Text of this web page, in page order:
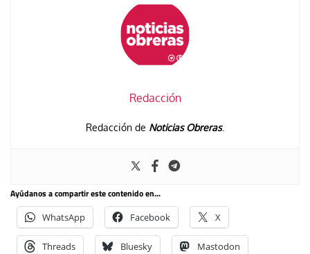
Redacción
Redacción de Noticias Obreras.
Ayúdanos a compartir este contenido en...
WhatsApp Facebook X
Threads Bluesky Mastodon